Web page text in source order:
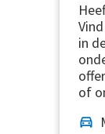
in
of